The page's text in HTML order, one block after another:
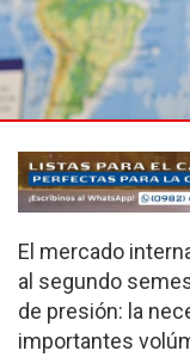
El mercado
al segundo
de presión: la
importantes